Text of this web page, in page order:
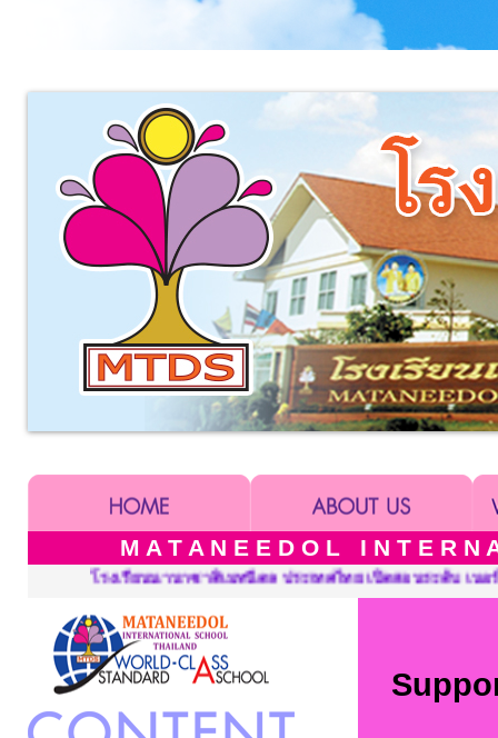
M A T A N E E D O L I N T E R
ย เปิดสอนระดับ เนอร์สเซอรี่ อนุบาล ประถมศึกษาและมัธยมศึกษา